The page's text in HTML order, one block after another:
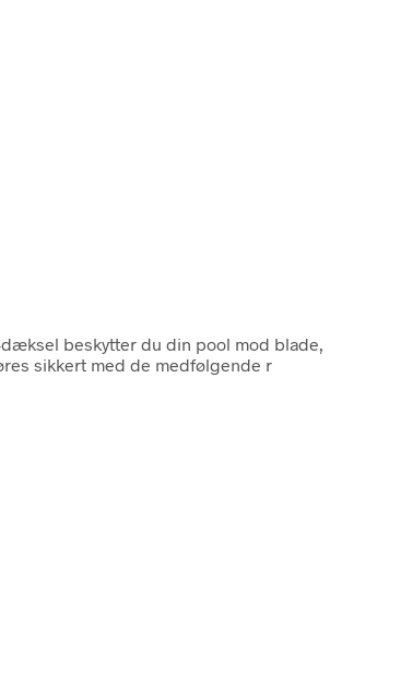
beskytter du din pool mod blade,
sikkert med de medfølgende r